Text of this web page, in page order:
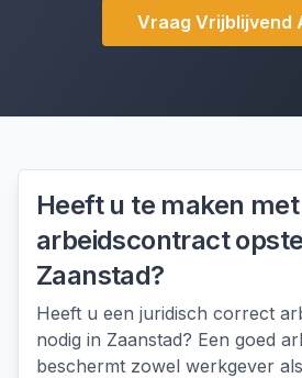
Vraag Vrijblijvend
Heeft u te maken met
arbeidscontract
Zaanstad?
Heeft u een juridisch correct
nodig in Zaanstad? Een goed
beschermt zowel werkgever